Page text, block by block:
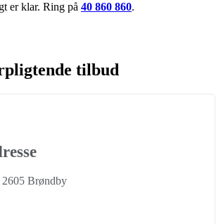
er klar. Ring på 40 860 860.
tilbud
2605 Brøndby